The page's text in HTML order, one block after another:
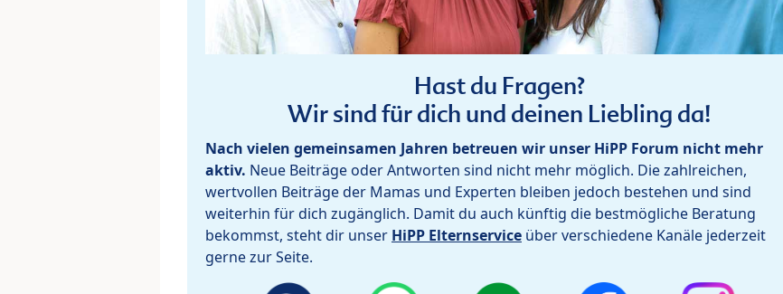
Hast du Fragen?
Wir sind für dich und deinen Liebling da!
Nach vielen gemeinsamen Jahren betreuen wir unser HiPP Forum nicht mehr
aktiv. Neue Beiträge oder Antworten sind nicht mehr möglich. Die zahlreichen,
wertvollen Beiträge der Mamas und Experten bleiben jedoch bestehen und sind
weiterhin für dich zugänglich. Damit du auch künftig die bestmögliche Beratung
bekommst, steht dir unser HiPP Elternservice über verschiedene Kanäle jederzeit
gerne zur Seite.